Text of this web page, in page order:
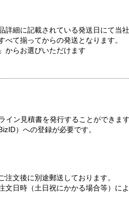
細に記載されている発送日にて当
て揃ってからの発送となります。
からお選びいただけます
ン見積書を発行することができます
）への登録が必要です。
文後に別途郵送しております。
文日時（土日祝にかかる場合等）に